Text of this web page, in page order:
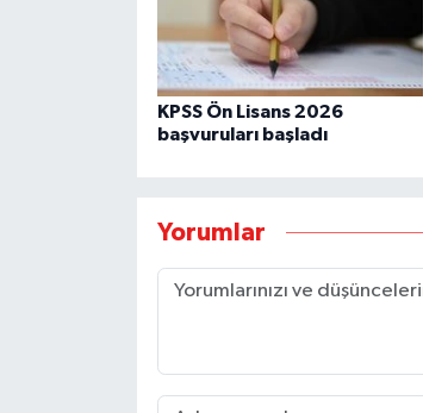
KPSS Ön Lisans 2026
başvuruları başladı
Yorumlar